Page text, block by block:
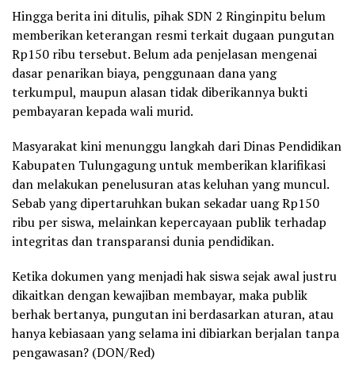
Hingga berita ini ditulis, pihak SDN 2 Ringinpitu belum
memberikan keterangan resmi terkait dugaan pungutan
Rp150 ribu tersebut. Belum ada penjelasan mengenai
dasar penarikan biaya, penggunaan dana yang
terkumpul, maupun alasan tidak diberikannya bukti
pembayaran kepada wali murid.
Masyarakat kini menunggu langkah dari Dinas Pendidikan
Kabupaten Tulungagung untuk memberikan klarifikasi
dan melakukan penelusuran atas keluhan yang muncul.
Sebab yang dipertaruhkan bukan sekadar uang Rp150
ribu per siswa, melainkan kepercayaan publik terhadap
integritas dan transparansi dunia pendidikan.
Ketika dokumen yang menjadi hak siswa sejak awal justru
dikaitkan dengan kewajiban membayar, maka publik
berhak bertanya, pungutan ini berdasarkan aturan, atau
hanya kebiasaan yang selama ini dibiarkan berjalan tanpa
pengawasan? (DON/Red)